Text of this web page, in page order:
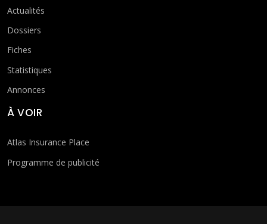
Actualités
Dossiers
Fiches
Statistiques
Annonces
À VOIR
Atlas Insurance Place
Programme de publicité